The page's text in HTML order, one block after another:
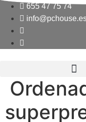
contenido
655 47 75 74